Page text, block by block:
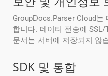
GroupDocs.Parser Cloud
합니다. 데이터 전송에
문서는 서버에 저장되지 않
SDK 및 통합